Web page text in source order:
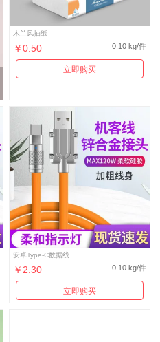
木兰风抽纸
￥0.50 0.10 kg/件
立即购买
安卓Type-C数据线
￥2.30 0.10 kg/件
立即购买